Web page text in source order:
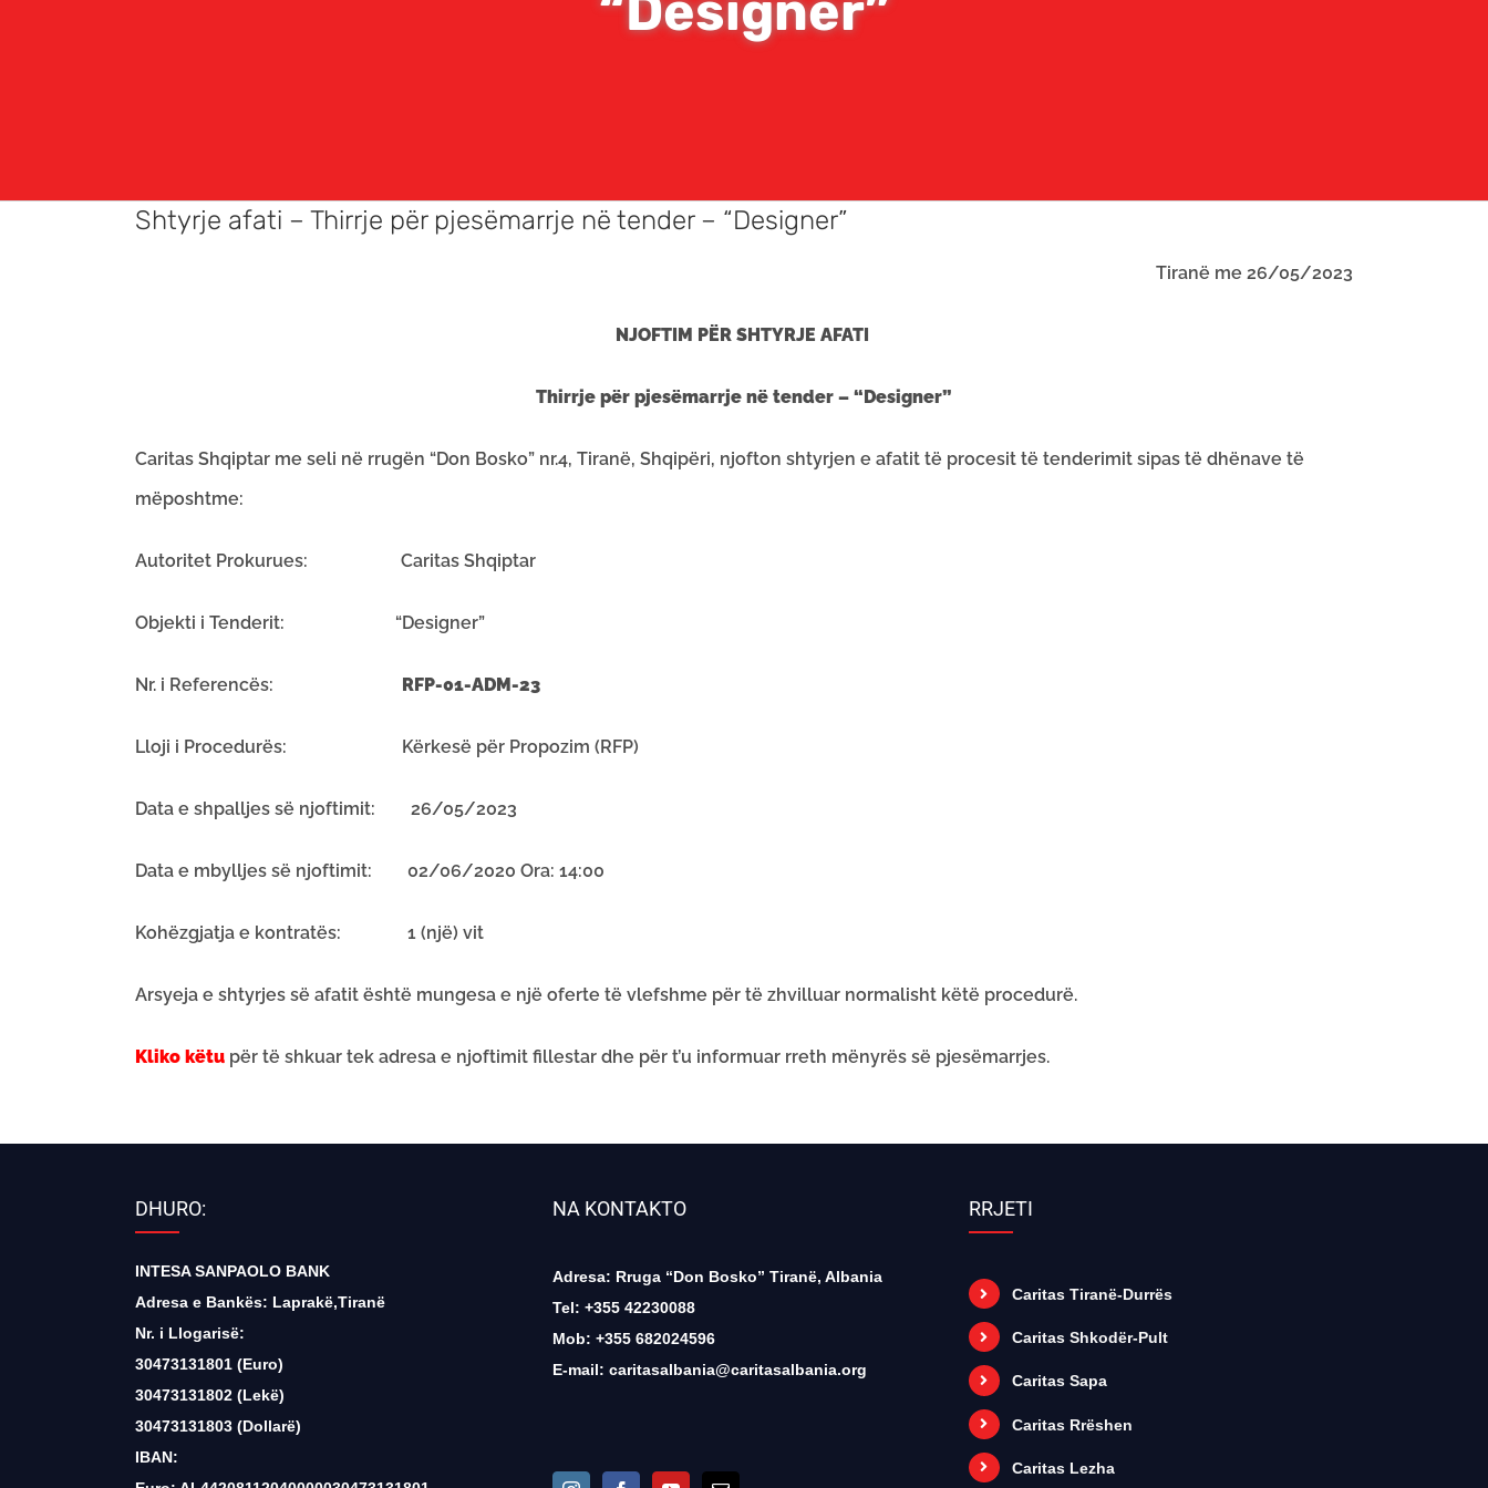
Shtyrje afati – Thirrje për pjesëmarrje në tender – “Designer”
Tiranë me 26/05/2023
NJOFTIM PËR SHTYRJE AFATI
Thirrje për pjesëmarrje në tender – “Designer”
Caritas Shqiptar me seli në rrugën “Don Bosko” nr.4, Tiranë, Shqipëri, njofton shtyrjen e afatit të procesit të tenderimit sipas të dhënave të
mëposhtme:
Autoritet Prokurues: Caritas Shqiptar
Objekti i Tenderit: “Designer”
Nr. i Referencës: RFP-01-ADM-23
Lloji i Procedurës: Kërkesë për Propozim (RFP)
Data e shpalljes së njoftimit: 26/05/2023
Data e mbylljes së njoftimit: 02/06/2020 Ora: 14:00
Kohëzgjatja e kontratës: 1 (një) vit
Arsyeja e shtyrjes së afatit është mungesa e një oferte të vlefshme për të zhvilluar normalisht këtë procedurë.
Kliko këtu për të shkuar tek adresa e njoftimit fillestar dhe për t’u informuar rreth mënyrës së pjesëmarrjes.
DHURO:
INTESA SANPAOLO BANK
Adresa e Bankës: Laprakë,Tiranë
Nr. i Llogarisë:
30473131801 (Euro)
30473131802 (Lekë)
30473131803 (Dollarë)
IBAN:
NA KONTAKTO
Adresa: Rruga “Don Bosko” Tiranë, Albania
Tel: +355 42230088
Mob: +355 682024596
E-mail: caritasalbania@caritasalbania.org
RRJETI
Caritas Tiranë-Durrës
Caritas Shkodër-Pult
Caritas Sapa
Caritas Rrëshen
Caritas Lezha